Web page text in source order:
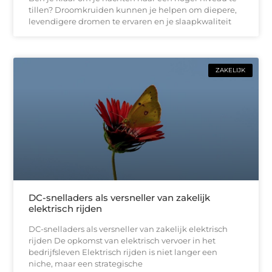
tillen? Droomkruiden kunnen je helpen om diepere,
levendigere dromen te ervaren en je slaapkwaliteit
ZAKELIJK
DC-snelladers als versneller van zakelijk
elektrisch rijden
DC-snelladers als versneller van zakelijk elektrisch
rijden De opkomst van elektrisch vervoer in het
bedrijfsleven Elektrisch rijden is niet langer een
niche, maar een strategische